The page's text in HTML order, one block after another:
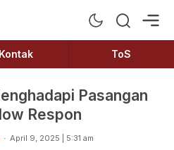
Kontak ToS
Pasangan
Respon
April 9, 2025 | 5:31 am